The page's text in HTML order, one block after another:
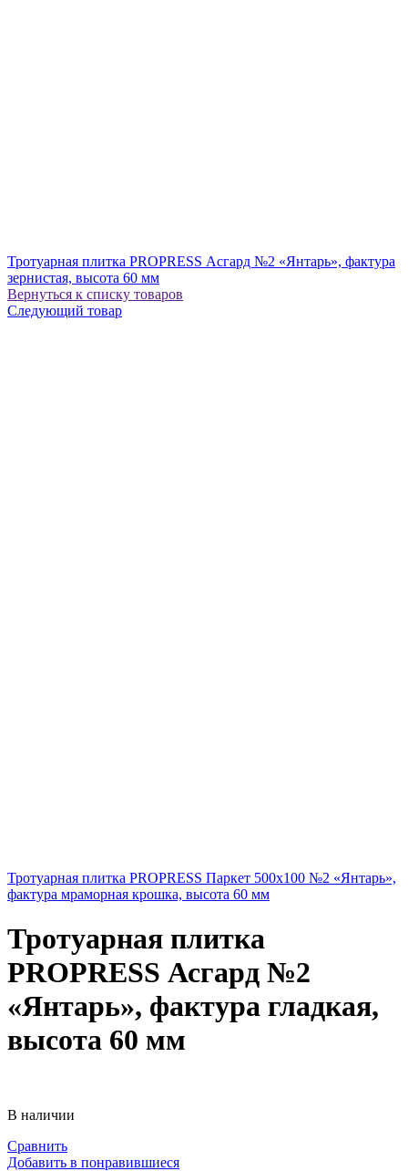
Тротуарная плитка PROPRESS Асгард №2 «Янтарь», фактура
зернистая, высота 60 мм
Вернуться к списку товаров
Следующий товар
Тротуарная плитка PROPRESS Паркет 500х100 №2 «Янтарь»,
фактура мраморная крошка, высота 60 мм
Тротуарная плитка
PROPRESS Асгард №2
«Янтарь», фактура гладкая,
высота 60 мм
В наличии
Сравнить
Добавить в понравившиеся